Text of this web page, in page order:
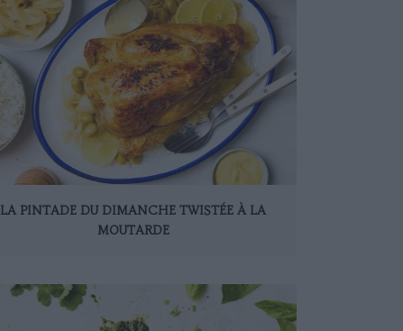
LA PINTADE DU DIMANCHE TWISTÉE À LA
MOUTARDE